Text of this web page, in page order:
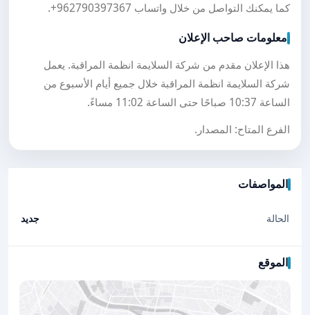
كما يمكنك التواصل من خلال واتساب +962790397367
.
معلومات صاحب الإعلان
هذا الإعلان مقدم من شركة السلايمة انظمة المراقبة. يعمل
شركة السلايمة انظمة المراقبة خلال جميع أيام الأسبوع من
الساعة 10:37 صباحًا حتى الساعة 11:02 مساءً.
الفرع المتاح: المصدار.
المواصفات
الحالة جديد
الموقع